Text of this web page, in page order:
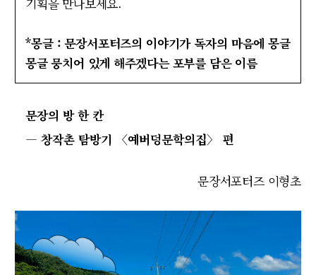
*몽글 : 문장서포터즈의 이야기가 독자의 마음에 몽글
몽글 뭉치어 있게 해주겠다는 포부를 담은 이름
문장의 방 한 칸
― 창작촌 탐방기 〈예버덩문학의집〉 편
문장서포터즈 이형초